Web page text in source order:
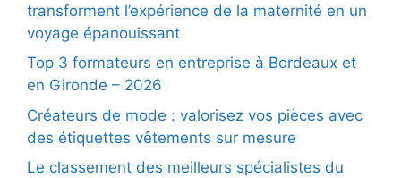
transforment l’expérience de la maternité en un
voyage épanouissant
Top 3 formateurs en entreprise à Bordeaux et
en Gironde – 2026
Créateurs de mode : valorisez vos pièces avec
des étiquettes vêtements sur mesure
Le classement des meilleurs spécialistes du